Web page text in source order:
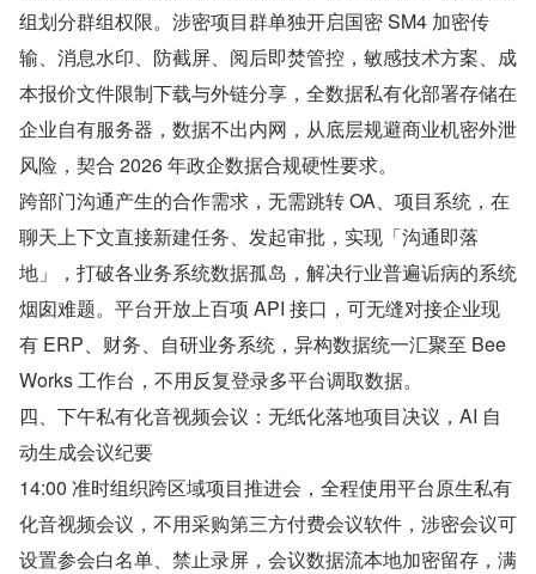
组划分群组权限。涉密项目群单独开启国密 SM4 加密传
输、消息水印、防截屏、阅后即焚管控，敏感技术方案、成
本报价文件限制下载与外链分享，全数据私有化部署存储在
企业自有服务器，数据不出内网，从底层规避商业机密外泄
风险，契合 2026 年政企数据合规硬性要求。
跨部门沟通产生的合作需求，无需跳转 OA、项目系统，在
聊天上下文直接新建任务、发起审批，实现「沟通即落
地」，打破各业务系统数据孤岛，解决行业普遍诟病的系统
烟囱难题。平台开放上百项 API 接口，可无缝对接企业现
有 ERP、财务、自研业务系统，异构数据统一汇聚至 Bee
Works 工作台，不用反复登录多平台调取数据。
四、下午私有化音视频会议：无纸化落地项目决议，AI 自
动生成会议纪要
14:00 准时组织跨区域项目推进会，全程使用平台原生私有
化音视频会议，不用采购第三方付费会议软件，涉密会议可
设置参会白名单、禁止录屏，会议数据流本地加密留存，满